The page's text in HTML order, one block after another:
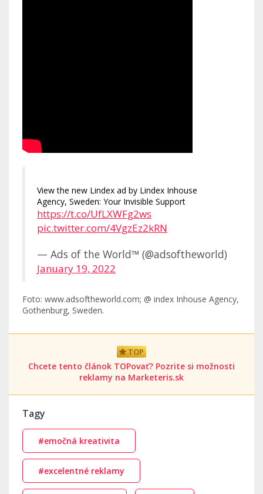
View the new Lindex ad by Lindex Inhouse
Agency, Sweden: Your Invisible Support
https://t.co/UfLXWFg2ws
pic.twitter.com/4VgzEz2kRN
— Ads of the World™ (@adsoftheworld)
January 19, 2022
Foto: www.adsoftheworld.com; @ index Inhouse Agency,
Gothenburg, Sweden.
TOP
Chcete tento článok TOPovať? Pozrite si možnosti
reklamy na Marketeris.sk
Tagy
#emočná kreativita
#excelentné reklamy